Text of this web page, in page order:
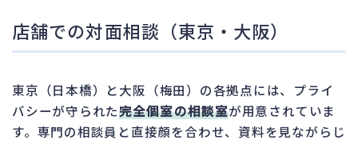
店舗での対面相談（東京・大阪）
東京（日本橋）と大阪（梅田）の各拠点には、プライ
バシーが守られた完全個室の相談室が用意されていま
す。専門の相談員と直接顔を合わせ、資料を見ながらじ